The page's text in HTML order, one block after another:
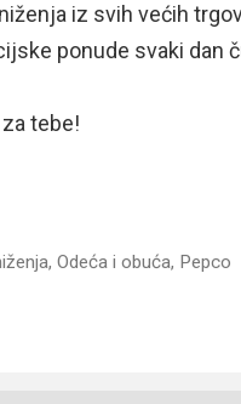
iz svih većih
ponude svaki dan
tebe!
,Odeća i obuća, Pepco